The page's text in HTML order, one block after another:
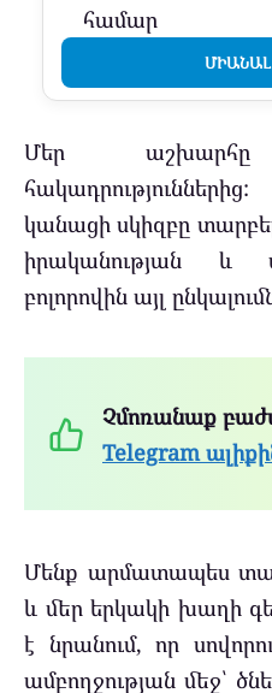
համար
ՄԻԱՆԱԼ
Մեր
կանացի սկիզբը
իրականության և
բոլորովին այլ
Չմոռանաք
Telegram
Մենք արմատապես
և մեր երկակի խաղի
է նրանում, որ
ամբողջության մեջ՝